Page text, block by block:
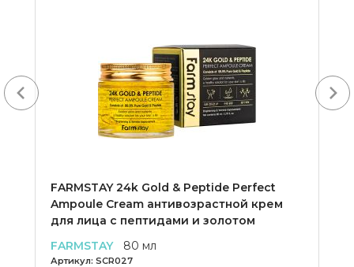
FARMSTAY 24k Gold & Peptide Perfect
Ampoule Cream антивозрастной крем
для лица с пептидами и золотом
FARMSTAY
80 мл
Артикул: SCR027
Next